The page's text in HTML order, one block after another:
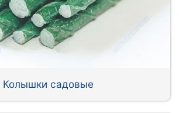
Колышки садовые